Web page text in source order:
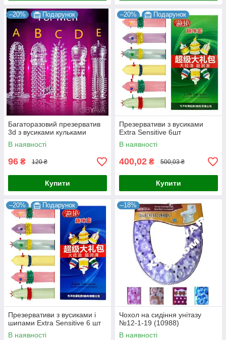
–20% Подарунок
Багаторазовий презерватив
3d з вусиками кульками
В наявності
96 ₴ 120 ₴
Купити
–20% Подарунок
Презервативи з вусиками
Extra Sensitive 6шт
В наявності
400,02 ₴ 500,03 ₴
Купити
–20% Подарунок
Презервативи з вусиками і
шипами Extra Sensitive 6 шт
В наявності
–18%
Чохол на сидіння унітазу
№12-1-19 (10988)
В наявності